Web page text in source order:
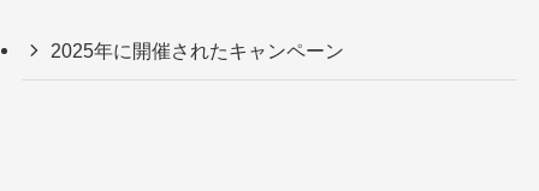
2025年に開催されたキャンペーン